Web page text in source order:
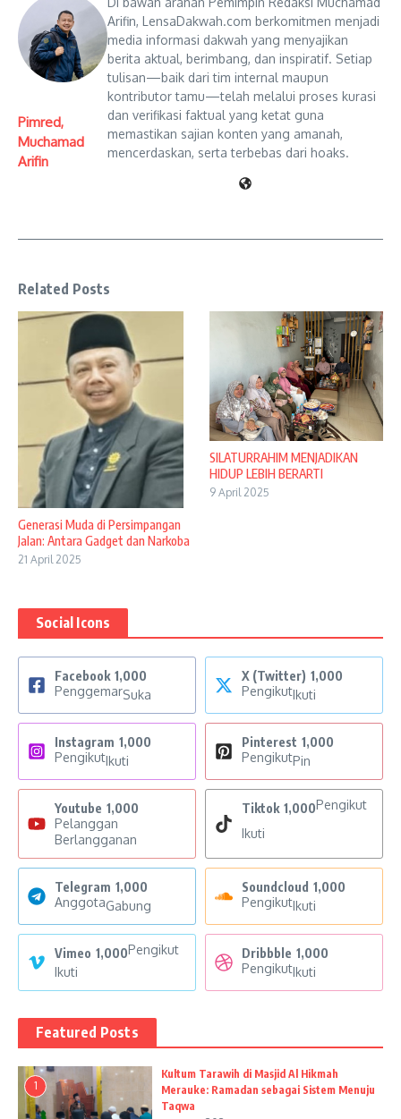
Pimred,
Muchamad
Arifin
Arifin, LensaDakwah.com berkomitmen menjadi
media informasi dakwah yang menyajikan
berita aktual, berimbang, dan inspiratif. Setiap
tulisan—baik dari tim internal maupun
kontributor tamu—telah melalui proses kurasi
dan verifikasi faktual yang ketat guna
memastikan sajian konten yang amanah,
mencerdaskan, serta terbebas dari hoaks.
Related Posts
Generasi Muda di Persimpangan
Jalan: Antara Gadget dan Narkoba
21 April 2025
SILATURRAHIM MENJADIKAN
HIDUP LEBIH BERARTI
9 April 2025
Social Icons
Facebook 1,000
PenggemarSuka
X (Twitter) 1,000
PengikutIkuti
Instagram 1,000
PengikutIkuti
Pinterest 1,000
PengikutPin
Youtube 1,000
Pelanggan
Berlangganan
Tiktok 1,000Pengikut
Ikuti
Telegram 1,000
AnggotaGabung
Soundcloud 1,000
PengikutIkuti
Vimeo 1,000Pengikut
Ikuti
Dribbble 1,000
PengikutIkuti
Featured Posts
1
Kultum Tarawih di Masjid Al Hikmah
Merauke: Ramadan sebagai Sistem Menuju
Taqwa